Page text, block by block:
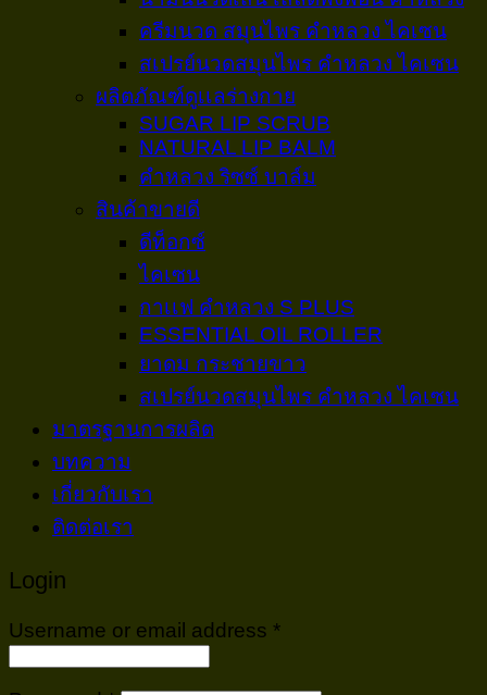
ครีมนวด สมุนไพร คำหลวง ไคเซน
สเปรย์นวดสมุนไพร คำหลวง ไคเซน
ผลิตภัณฑ์ดูเเลร่างกาย
SUGAR LIP SCRUB
NATURAL LIP BALM
คำหลวง ริซซ์ บาล์ม
สินค้าขายดี
ดีท็อกซ์
ไคเซน
กาเเฟ คำหลวง S PLUS
ESSENTIAL OIL ROLLER
ยาดม กระชายขาว
สเปรย์นวดสมุนไพร คำหลวง ไคเซน
มาตรฐานการผลิต
บทความ
เกี่ยวกับเรา
ติดต่อเรา
Login
Username or email address *